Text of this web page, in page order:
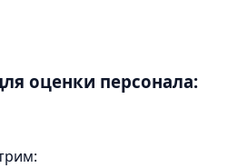
оценки персонала: